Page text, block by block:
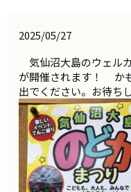
2025/05/27
気仙沼大島のウェル
が開催されます！ か
出でください。お待ち